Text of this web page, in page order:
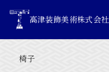
高津装飾美術株式会社
椅子